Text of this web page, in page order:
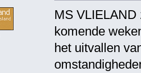
MS
komende
het uitvallen